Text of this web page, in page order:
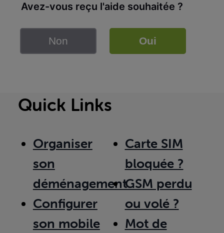
Avez-vous reçu l'aide souhaitée ?
Non Oui
Quick Links
Organiser
son
déménagement
Configurer
son mobile
Carte SIM
bloquée ?
GSM perdu
ou volé ?
Mot de